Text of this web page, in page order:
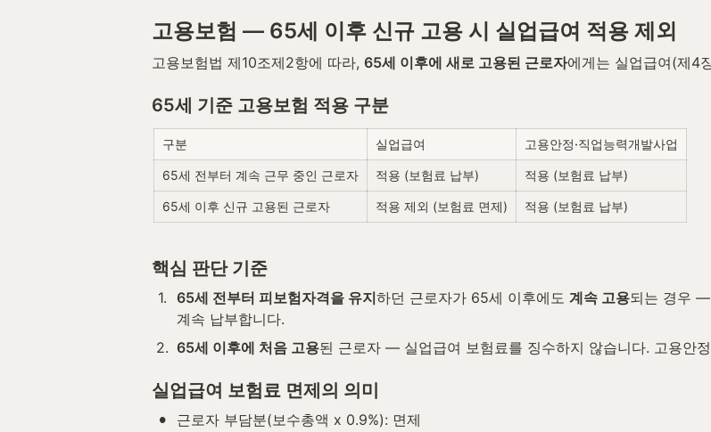
고용보험 — 65세 이후 신규 고용 시 실업급여 적용 제외
고용보험법 제10조제2항에 따라, 65세 이후에 새로 고용된 근로자에게는 실업급여(제4
65세 기준 고용보험 적용 구분
구분 실업급여 고용안정·직업능력개발사업
65세 전부터 계속 근무 중인 근로자 적용 (보험료 납부) 적용 (보험료 납부)
65세 이후 신규 고용된 근로자 적용 제외 (보험료 면제) 적용 (보험료 납부)
핵심 판단 기준
1. 65세 전부터 피보험자격을 유지하던 근로자가 65세 이후에도 계속 고용되는 경우 —
계속 납부합니다.
2. 65세 이후에 처음 고용된 근로자 — 실업급여 보험료를 징수하지 않습니다. 고용안
실업급여 보험료 면제의 의미
• 근로자 부담분(보수총액 x 0.9%): 면제